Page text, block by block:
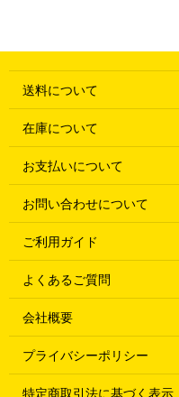
送料について
在庫について
お支払いについて
お問い合わせについて
ご利用ガイド
よくあるご質問
会社概要
プライバシーポリシー
特定商取引法に基づく表示